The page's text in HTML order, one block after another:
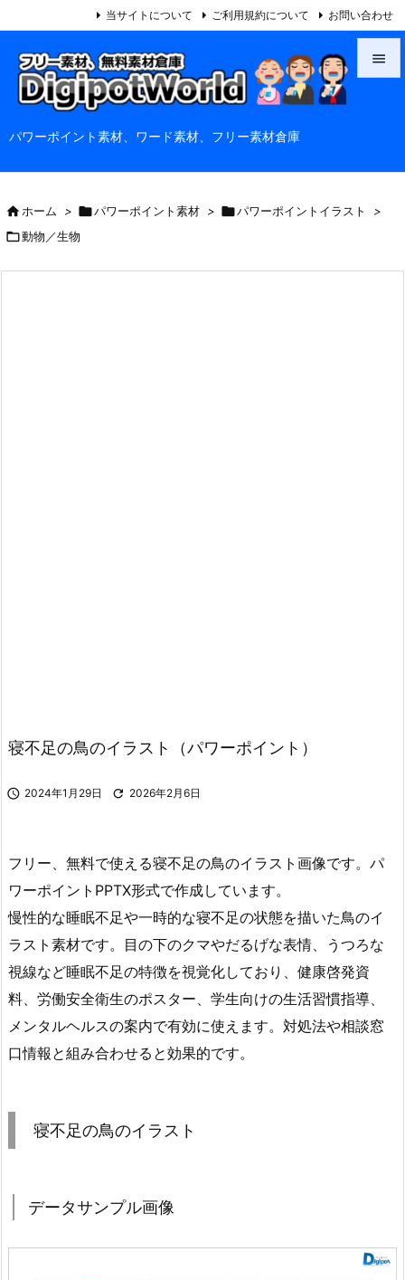
パワーポイント素材、ワード素材、フリー素材倉庫

前へ
当サイトについて ご利用規約について お問い合わせ
ホーム > パワーポイント素材 > パワーポイントイラスト >
動物／生物
寝不足の鳥のイラスト（パワーポイント）
 2024年1月29日  2026年2月6日
フリー、無料で使える寝不足の鳥のイラスト画像です。パ
ワーポイントPPTX形式で作成しています。
慢性的な睡眠不足や一時的な寝不足の状態を描いた鳥のイ
ラスト素材です。目の下のクマやだるげな表情、うつろな
視線など睡眠不足の特徴を視覚化しており、健康啓発資
料、労働安全衛生のポスター、学生向けの生活習慣指導、
メンタルヘルスの案内で有効に使えます。対処法や相談窓
口情報と組み合わせると効果的です。
寝不足の鳥のイラスト
データサンプル画像